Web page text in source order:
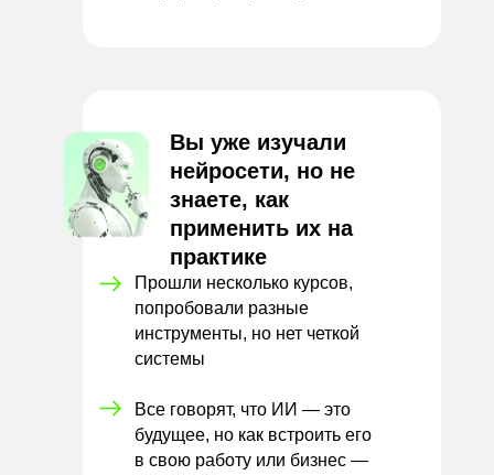
Прошли несколько курсов,
попробовали разные
инструменты, но нет четкой
системы
Все говорят, что ИИ — это
будущее, но как встроить его
в свою работу или бизнес —
Вы уже изучали
нейросети, но не
знаете, как
применить их на
практике